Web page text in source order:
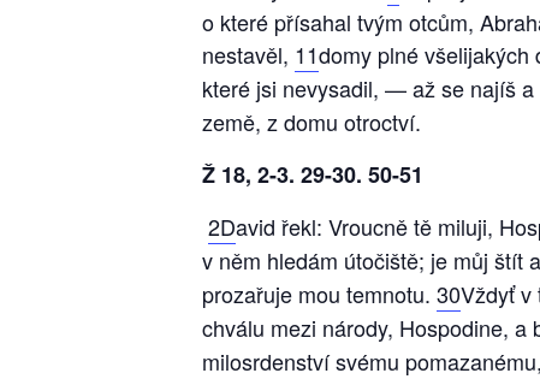
o které přísahal tvým otcům,
nestavěl, 11domy plné všelijakých
které jsi nevysadil, — až se najíš a
země, z domu otroctví.
Ž 18, 2-3. 29-30. 50-51
2David řekl: Vroucně tě miluji,
v něm hledám útočiště; je můj štít
prozařuje mou temnotu. 30Vždyť v
chválu mezi národy, Hospodine, a
milosrdenství svému